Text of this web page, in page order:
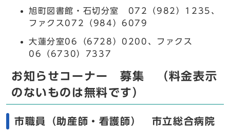
旭町図書館・石切分室 072（982）1235、
ファクス072（984）6079
大蓮分室06（6728）0200、ファクス
06（6730）7337
お知らせコーナー 募集 （料金表示
のないものは無料です）
市職員（助産師・看護師） 市立総合病院